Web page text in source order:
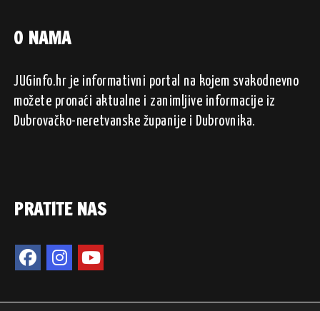
O NAMA
JUGinfo.hr je informativni portal na kojem svakodnevno
možete pronaći aktualne i zanimljive informacije iz
Dubrovačko-neretvanske županije i Dubrovnika.
PRATITE NAS